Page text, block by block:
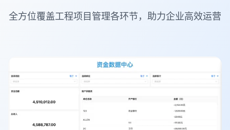
全方位覆盖工程项目管理各环节，助力企业高效运营